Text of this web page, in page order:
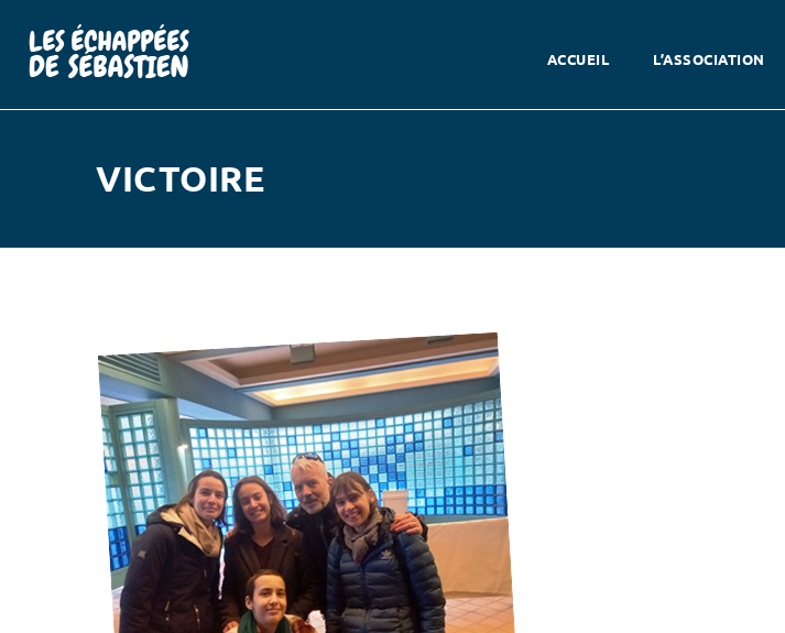
ACCUEIL L’ASSOCIATION
VICTOIRE